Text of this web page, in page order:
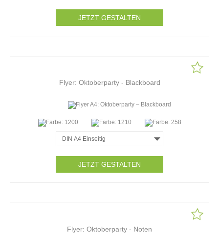
JETZT GESTALTEN
Flyer: Oktoberparty - Blackboard
JETZT GESTALTEN
Flyer: Oktoberparty - Noten